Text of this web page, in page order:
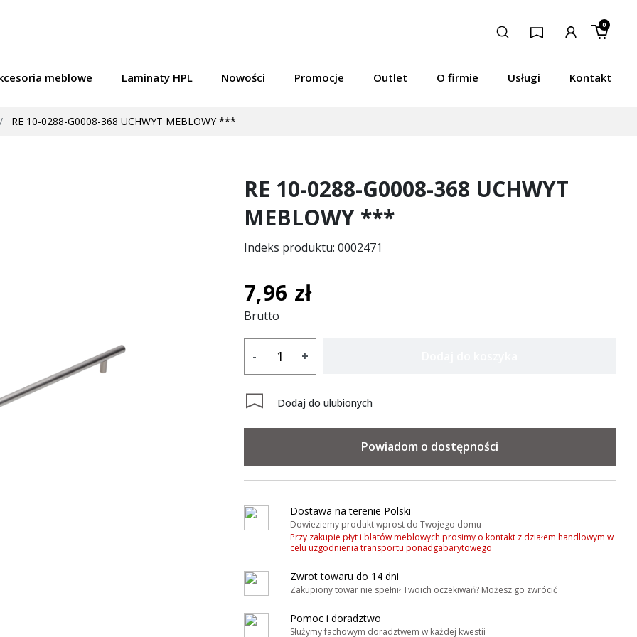
meblowe Laminaty HPL Nowości Promocje Outlet O firmie Usługi Kontakt
0
RE 10-0288-G0008-368 UCHWYT MEBLOWY ***
RE 10-0288-G0008-368 UCHWYT
MEBLOWY ***
Indeks produktu: 0002471
7,96 zł
Brutto
- +
Dodaj do ulubionych
Powiadom o dostępności
Dostawa na terenie Polski
Dowieziemy produkt wprost do Twojego domu
Przy zakupie płyt i blatów meblowych prosimy o kontakt z działem handlowym w
celu uzgodnienia transportu ponadgabarytowego
Zwrot towaru do 14 dni
Zakupiony towar nie spełnił Twoich oczekiwań? Możesz go zwrócić
Pomoc i doradztwo
Służymy fachowym doradztwem w każdej kwestii